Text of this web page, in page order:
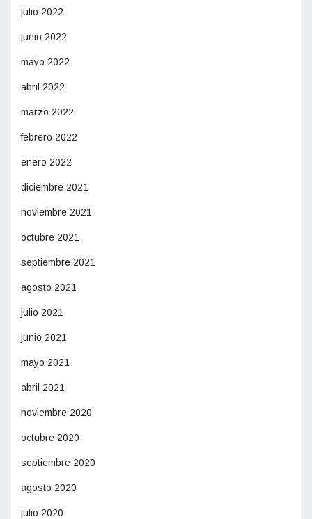
julio 2022
junio 2022
mayo 2022
abril 2022
marzo 2022
febrero 2022
enero 2022
diciembre 2021
noviembre 2021
octubre 2021
septiembre 2021
agosto 2021
julio 2021
junio 2021
mayo 2021
abril 2021
noviembre 2020
octubre 2020
septiembre 2020
agosto 2020
julio 2020